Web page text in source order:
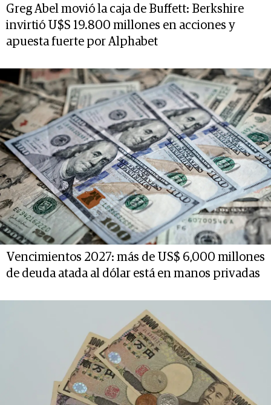
Greg Abel movió la caja de Buffett: Berkshire
invirtió U$S 19.800 millones en acciones y
apuesta fuerte por Alphabet
Vencimientos 2027: más de US$ 6,000 millones
de deuda atada al dólar está en manos privadas